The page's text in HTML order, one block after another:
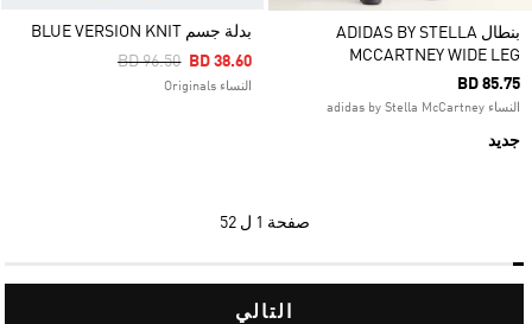
بنطال ADIDAS BY STELLA
MCCARTNEY WIDE LEG
BD 85.75
النساء adidas by Stella McCartney
جديد
بدلة جسم BLUE VERSION KNIT
Price Reduced From
BD 96.50ToBD 38.60
النساء Originals
صفحة 1 ل 52
التالي